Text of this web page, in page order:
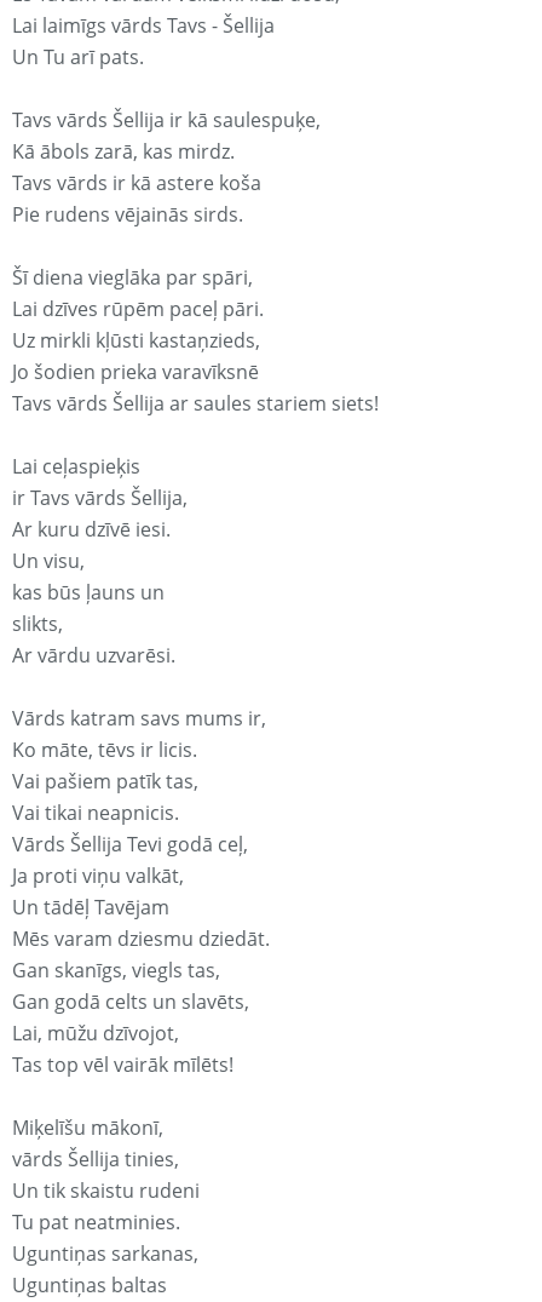
Lai laimīgs vārds Tavs - Šellija
Un Tu arī pats.
Tavs vārds Šellija ir kā saulespuķe,
Kā ābols zarā, kas mirdz.
Tavs vārds ir kā astere koša
Pie rudens vējainās sirds.
Šī diena vieglāka par spāri,
Lai dzīves rūpēm paceļ pāri.
Uz mirkli kļūsti kastaņzieds,
Jo šodien prieka varavīksnē
Tavs vārds Šellija ar saules stariem siets!
Lai ceļaspieķis
ir Tavs vārds Šellija,
Ar kuru dzīvē iesi.
Un visu,
kas būs ļauns un
slikts,
Ar vārdu uzvarēsi.
Vārds katram savs mums ir,
Ko māte, tēvs ir licis.
Vai pašiem patīk tas,
Vai tikai neapnicis.
Vārds Šellija Tevi godā ceļ,
Ja proti viņu valkāt,
Un tādēļ Tavējam
Mēs varam dziesmu dziedāt.
Gan skanīgs, viegls tas,
Gan godā celts un slavēts,
Lai, mūžu dzīvojot,
Tas top vēl vairāk mīlēts!
Miķelīšu mākonī,
vārds Šellija tinies,
Un tik skaistu rudeni
Tu pat neatminies.
Uguntiņas sarkanas,
Uguntiņas baltas